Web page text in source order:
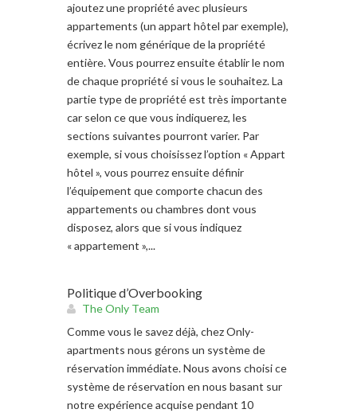
ajoutez une propriété avec plusieurs
appartements (un appart hôtel par exemple),
écrivez le nom générique de la propriété
entière. Vous pourrez ensuite établir le nom
de chaque propriété si vous le souhaitez. La
partie type de propriété est très importante
car selon ce que vous indiquerez, les
sections suivantes pourront varier. Par
exemple, si vous choisissez l’option « Appart
hôtel », vous pourrez ensuite définir
l’équipement que comporte chacun des
appartements ou chambres dont vous
disposez, alors que si vous indiquez
« appartement »,...
Politique d’Overbooking
The Only Team
Comme vous le savez déjà, chez Only-
apartments nous gérons un système de
réservation immédiate. Nous avons choisi ce
système de réservation en nous basant sur
notre expérience acquise pendant 10